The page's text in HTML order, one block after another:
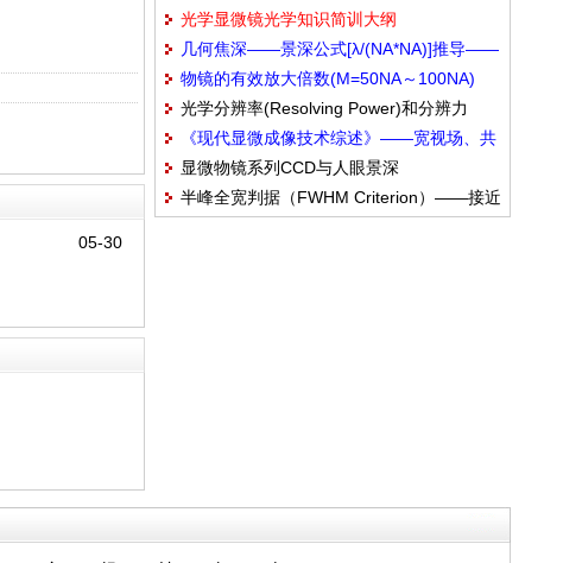
05-30
算？
光学显微镜光学知识简训大纲
几何焦深——景深公式[λ/(NA*NA)]推导——
瑞利判据
物镜的有效放大倍数(M=50NA～100NA)
——取目镜10X——对应人眼分辨力
2'^4'(0.15^0.30mm)
光学分辨率(Resolving Power)和分辨力
δ(Resolution)——分辨率(lp/mm)=1/(2δ)
《现代显微成像技术综述》——宽视场、共
聚焦、超分辨
显微物镜系列CCD与人眼景深
(ACH+FL+APO)——半景深
半峰全宽判据（FWHM Criterion）——接近